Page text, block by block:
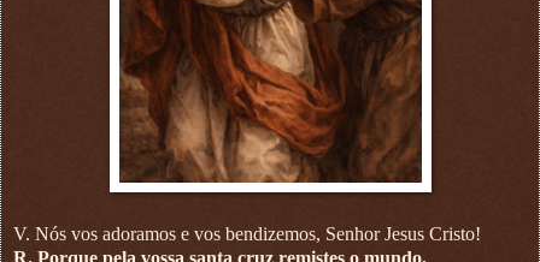
V. Nós vos adoramos e vos bendizemos, Senhor Jesus Cristo!
R. Porque pela vossa santa cruz remistes o mundo.